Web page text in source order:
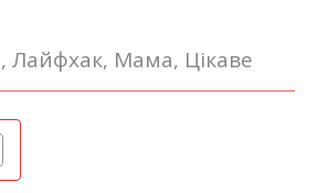
, Лайфхак, Мама, Цікаве